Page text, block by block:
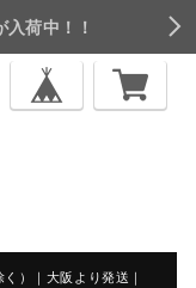
荷中！！
）｜大阪より発送｜